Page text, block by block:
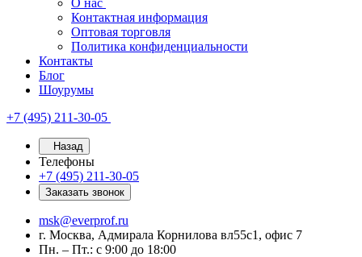
О нас
Контактная информация
Оптовая торговля
Политика конфиденциальности
Контакты
Блог
Шоурумы
+7 (495) 211-30-05
Назад
Телефоны
+7 (495) 211-30-05
Заказать звонок
msk@everprof.ru
г. Москва, Адмирала Корнилова вл55с1, офис 7
Пн. – Пт.: с 9:00 до 18:00